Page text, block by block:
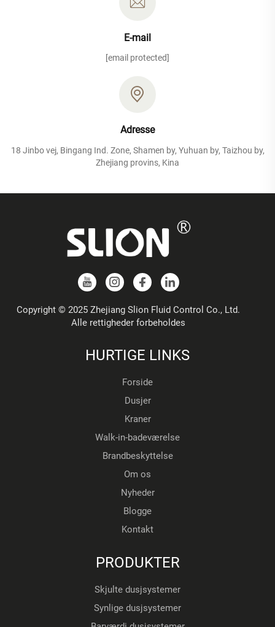
E-mail
[email protected]
Adresse
18 Jinbo vej, Bingang Ind. Zone, Shamen by, Yuhuan by, Taizhou by,
Zhejiang provins, Kina
Copyright © 2025 Zhejiang Slion Fluid Control Co., Ltd.
Alle rettigheder forbeholdes
HURTIGE LINKS
Forside
Dusjer
Kraner
Walk-in-badeværelse
Brandbeskyttelse
Om os
Nyheder
Blogge
Kontakt
PRODUKTER
Skjulte dusjsystemer
Synlige dusjsystemer